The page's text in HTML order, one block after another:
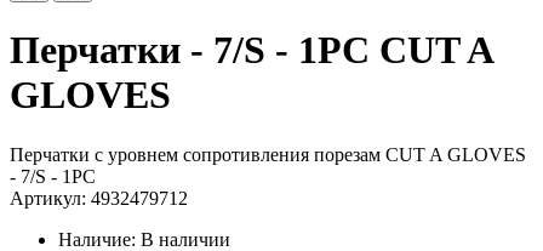
Перчатки - 7/S - 1PC CUT A
GLOVES
Перчатки с уровнем сопротивления порезам CUT A GLOVES
- 7/S - 1PC
Артикул: 4932479712
Наличие: В наличии